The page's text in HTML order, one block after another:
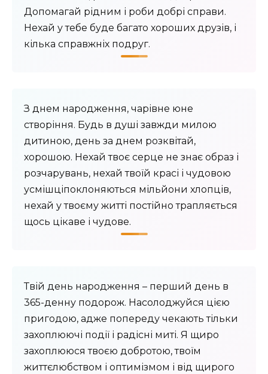
Допомагай рідним і роби добрі справи.
Нехай у тебе буде багато хороших друзів, і
кілька справжніх подруг.
З днем ​​народження, чарівне юне
створіння. Будь в душі завжди милою
дитиною, день за днем ​​розквітай,
хорошою. Нехай твоє серце не знає образ і
розчарувань, нехай твоїй красі і чудовою
усмішціпоклоняються мільйони хлопців,
нехай у твоєму житті постійно трапляється
щось цікаве і чудове.
Твій день народження – перший день в
365-денну подорож. Насолоджуйся цією
пригодою, адже попереду чекають тільки
захоплюючі події і радісні миті. Я щиро
захоплююся твоєю добротою, твоїм
життєлюбством і оптимізмом і від щирого